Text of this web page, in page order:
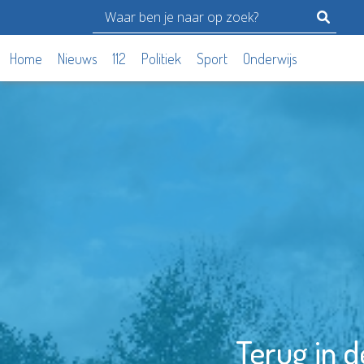
Home Nieuws 112 Politiek Sport Onderwijs
Terug in